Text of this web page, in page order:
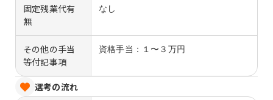
固定残業代有
無
なし
その他の手当
等付記事項
資格手当：１〜３万円
選考の流れ